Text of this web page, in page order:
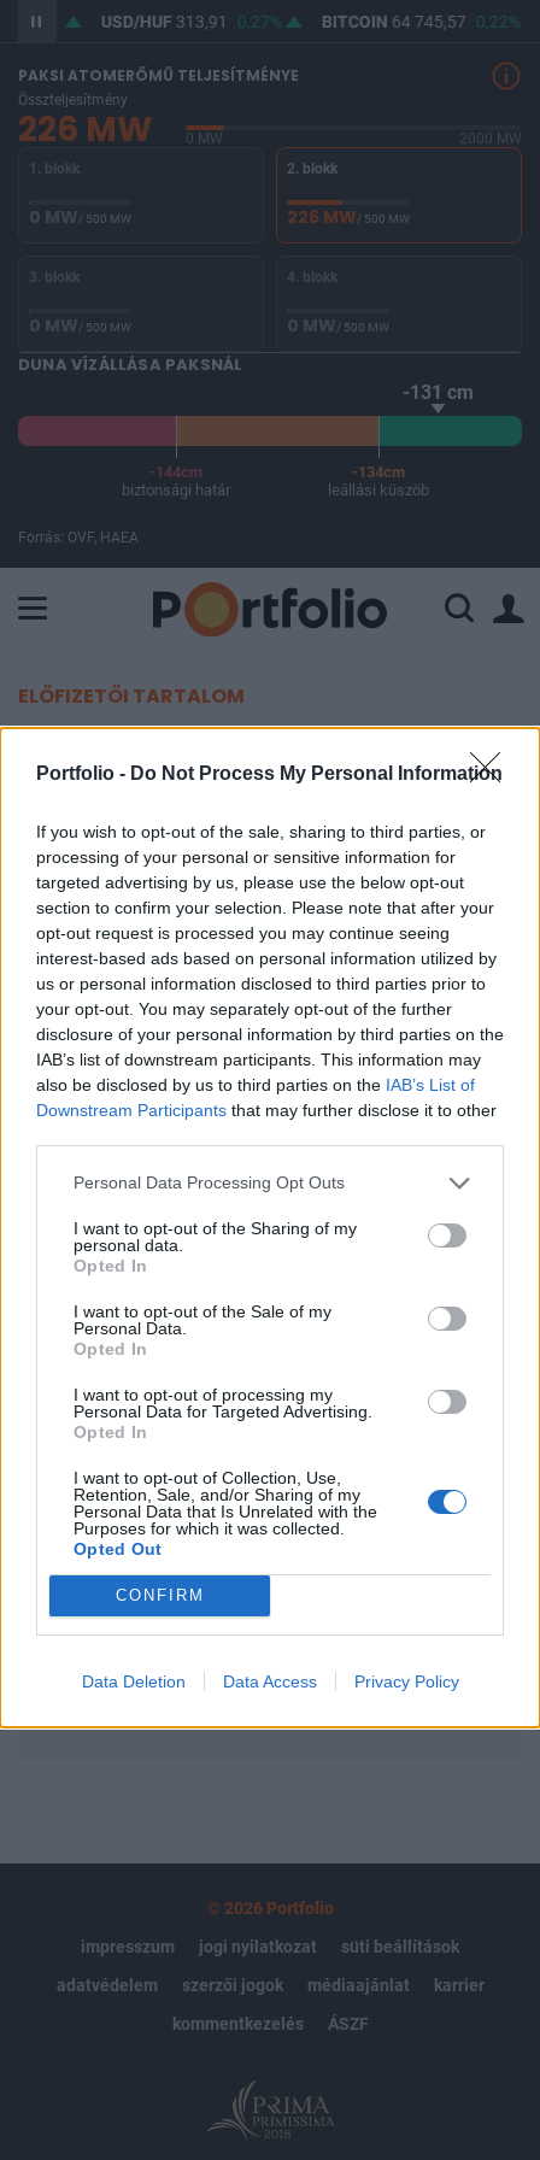
Portfolio - Do Not Process My Personal Information
If you wish to opt-out of the sale, sharing to third parties, or
processing of your personal or sensitive information for
targeted advertising by us, please use the below opt-out
section to confirm your selection. Please note that after your
opt-out request is processed you may continue seeing
interest-based ads based on personal information utilized by
us or personal information disclosed to third parties prior to
your opt-out. You may separately opt-out of the further
disclosure of your personal information by third parties on the
IAB’s list of downstream participants. This information may
also be disclosed by us to third parties on the IAB’s List of
Downstream Participants that may further disclose it to other
Personal Data Processing Opt Outs
I want to opt-out of the Sharing of my
personal data.
Opted In
I want to opt-out of the Sale of my
Personal Data.
Opted In
I want to opt-out of processing my
Personal Data for Targeted Advertising.
Opted In
I want to opt-out of Collection, Use,
Retention, Sale, and/or Sharing of my
Personal Data that Is Unrelated with the
Purposes for which it was collected.
Opted Out
CONFIRM
Data Deletion Data Access Privacy Policy
0,2% USD/HUF 313,91 0,27% BITCOIN 64 745,57 0,22%
PAKSI ATOMERŐMŰ TELJESÍTMÉNYE
Összteljesítmény
226 MW 0 MW
2000 MW
1. blokk
0 MW/ 500 MW
2. blokk
226 MW/ 500 MW
3. blokk
0 MW/ 500 MW
4. blokk
0 MW/ 500 MW
DUNA VÍZÁLLÁSA PAKSNÁL
-131 cm
-144cm
biztonsági határ
-134cm
leállási küszöb
Forrás: OVF, HAEA
ELŐFIZETŐI TARTALOM
Alulteljesítő volt a magyar tőzsde
2023. január 31. 17:15
Bár az európai tőzsdéken vegyes és mérsékelt
mozgásokat láttunk, a magyar tőzsde alulteljesítő
volt, részben azért, mert az S&P leminősítése
utáni tegnapi esés rontotta az OTP és a BUX
technikai képét.
Portfolio Investment Day 2026Október 21-én jön a Portfolio
Investment Day 2026, ahol a piac vezető szakértőivel
következő évek nyertesei, mire számíthatunk a részvény-,
kötvény-, nyersanyag- és kriptopiacokon, és hogyan
érdemes portfóliót építeni egy gyorsan változó...
KEDVES OLVASÓNK!
tartozik, melynek olvasása előfizetéses
regisztrációhoz kötött.
Az előfizetés a következőket tartalmazza:
Portfolio.hu teljes cikkarchívum
Kötéslisták: BÉT elmúlt 2 év napon belüli
kötéslistái
Előfizetés
© 2026 Portfolio
impresszum
jogi nyilatkozat
süti beállítások
adatvédelem
szerzői jogok médiaajánlat
karrier
kommentkezelés
ÁSZF